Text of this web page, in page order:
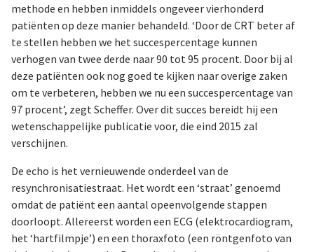
methode en hebben inmiddels ongeveer vierhonderd
patiënten op deze manier behandeld. ‘Door de CRT beter af
te stellen hebben we het succespercentage kunnen
verhogen van twee derde naar 90 tot 95 procent. Door bij al
deze patiënten ook nog goed te kijken naar overige zaken
om te verbeteren, hebben we nu een succespercentage van
97 procent’, zegt Scheffer. Over dit succes bereidt hij een
wetenschappelijke publicatie voor, die eind 2015 zal
verschijnen.
De echo is het vernieuwende onderdeel van de
resynchronisatiestraat. Het wordt een ‘straat’ genoemd
omdat de patiënt een aantal opeenvolgende stappen
doorloopt. Allereerst worden een ECG (elektrocardiogram,
het ‘hartfilmpje’) en een thoraxfoto (een röntgenfoto van